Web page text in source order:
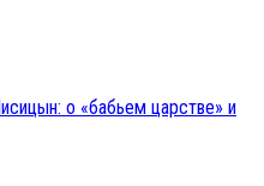
о «бабьем царстве» и